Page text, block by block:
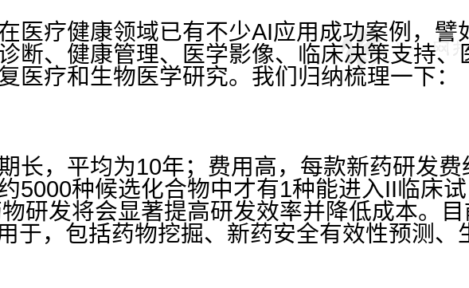
医疗健康领域已有不少AI应用成功案例，譬
断、健康管理、医学影像、临床决策支持、
医疗和生物医学研究。 我们归纳梳理一下：
长，平均为10年；费用高，每款新药研发费
5000种候选化合物中才有1种能进入II临床试
研发将会显著提高研发效率并降低成本。
目
于，包括药物挖掘、新药安全有效性预测、